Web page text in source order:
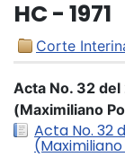
HC - 1971
Corte
Acta No. 32 del
(Maximiliano
Acta No. 32